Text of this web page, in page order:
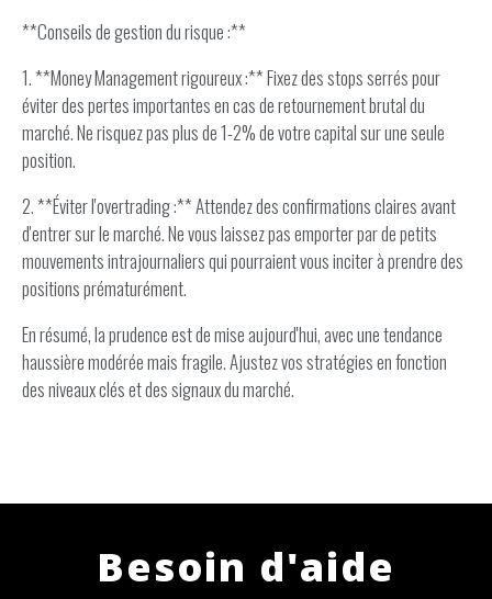
**Conseils de gestion du risque :**
1. **Money Management rigoureux :** Fixez des stops serrés pour
éviter des pertes importantes en cas de retournement brutal du
marché. Ne risquez pas plus de 1-2% de votre capital sur une seule
position.
2. **Éviter l'overtrading :** Attendez des confirmations claires avant
d'entrer sur le marché. Ne vous laissez pas emporter par de petits
mouvements intrajournaliers qui pourraient vous inciter à prendre des
positions prématurément.
En résumé, la prudence est de mise aujourd'hui, avec une tendance
haussière modérée mais fragile. Ajustez vos stratégies en fonction
des niveaux clés et des signaux du marché.
Besoin d'aide